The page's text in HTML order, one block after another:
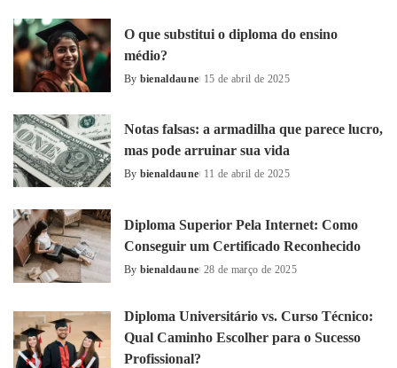
O que substitui o diploma do ensino
médio?
Posted
By bienaldaune 15 de abril de 2025
Notas falsas: a armadilha que parece lucro,
mas pode arruinar sua vida
Posted
By bienaldaune 11 de abril de 2025
Diploma Superior Pela Internet: Como
Conseguir um Certificado Reconhecido
Posted
By bienaldaune 28 de março de 2025
Diploma Universitário vs. Curso Técnico:
Qual Caminho Escolher para o Sucesso
Profissional?